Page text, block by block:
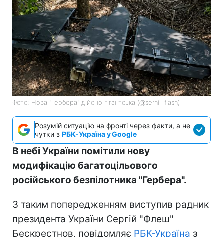
Фото: Нова "Гербера" дійсно гігантська (@serhii_flash)
Розумій ситуацію на фронті через факти, а не
чутки з РБК-Україна у Google
В небі України помітили нову
модифікацію багатоцільового
російського безпілотника "Гербера".
З таким попередженням виступив радник
президента України Сергій "Флеш"
Бескрестнов, повідомляє РБК-Україна з